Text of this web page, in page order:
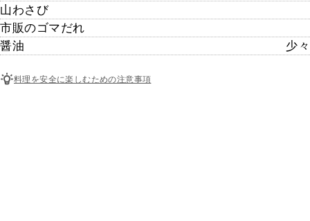
山わさび
市販のゴマだれ
醤油
少々
料理を安全に楽しむための注意事項